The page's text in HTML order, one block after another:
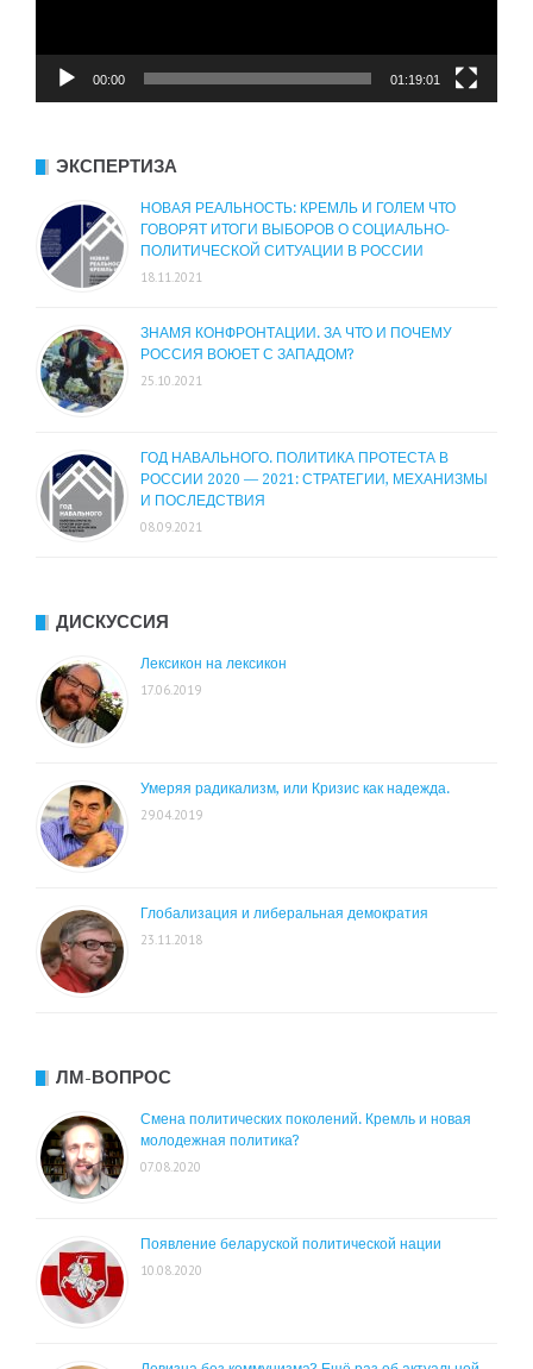
00:00 01:19:01
ЭКСПЕРТИЗА
НОВАЯ РЕАЛЬНОСТЬ: КРЕМЛЬ И ГОЛЕМ ЧТО
ГОВОРЯТ ИТОГИ ВЫБОРОВ О СОЦИАЛЬНО-
ПОЛИТИЧЕСКОЙ СИТУАЦИИ В РОССИИ
18.11.2021
ЗНАМЯ КОНФРОНТАЦИИ. ЗА ЧТО И ПОЧЕМУ
РОССИЯ ВОЮЕТ С ЗАПАДОМ?
25.10.2021
ГОД НАВАЛЬНОГО. ПОЛИТИКА ПРОТЕСТА В
РОССИИ 2020 — 2021: СТРАТЕГИИ, МЕХАНИЗМЫ
И ПОСЛЕДСТВИЯ
08.09.2021
ДИСКУССИЯ
Лексикон на лексикон
17.06.2019
Умеряя радикализм, или Кризис как надежда.
29.04.2019
Глобализация и либеральная демократия
23.11.2018
ЛМ-ВОПРОС
Смена политических поколений. Кремль и новая
молодежная политика?
07.08.2020
Появление беларуской политической нации
10.08.2020